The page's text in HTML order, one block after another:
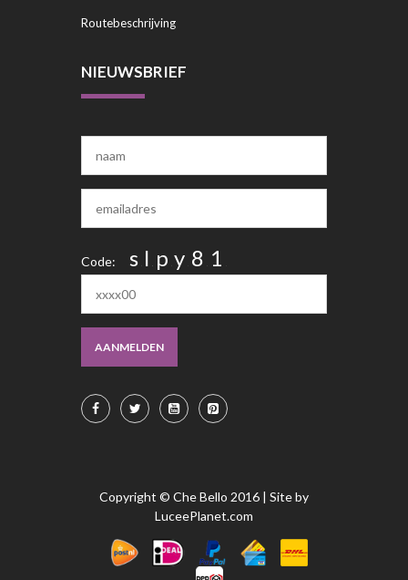
Routebeschrijving
NIEUWSBRIEF
Code: s l p y 8 1
AANMELDEN
Copyright © Che Bello 2016 | Site by
LuceePlanet.com